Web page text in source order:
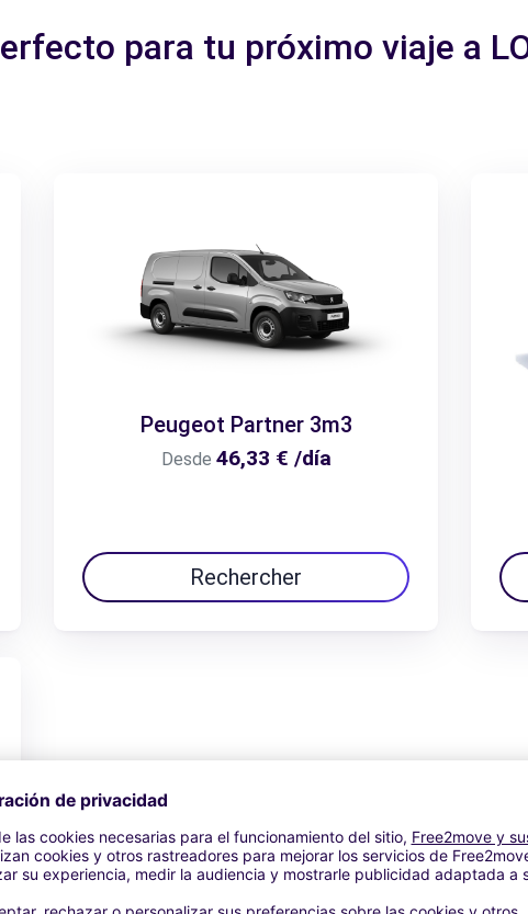
para tu próximo viaje a
Peugeot Partner 3m3
Desde 46,33 € /día
Rechercher